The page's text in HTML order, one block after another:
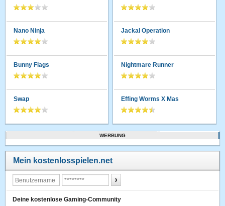
Nano Ninja
Bunny Flags
Swap
Jackal Operation
Nightmare Runner
Effing Worms X Mas
WERBUNG
Mein kostenlosspielen.net
Deine kostenlose Gaming-Community